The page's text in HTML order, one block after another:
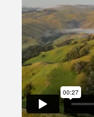
UMF値が10+以
ニーは「アクテ
ーランドでは医
を満たしている
そして、『トゥ
値が11+以上、
オキサール）の
ル類、酵素も豊
持にも役立ちます
外せない予定、
トにもぴったり
で、誰かにすす
ニュージーラン
のほとんどが先
人の立ち入りが
サイドのミシン
正開封の心配も